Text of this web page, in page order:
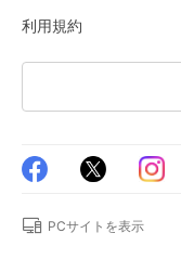
利用規約
PCサイトを表示